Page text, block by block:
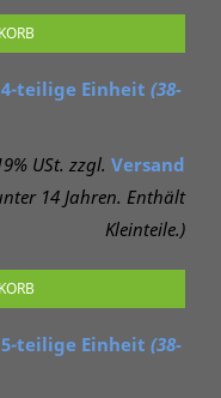
teilige Einheit (38-
USt. zzgl. Versand
14 Jahren. Enthält
Kleinteile.)
teilige Einheit (38-